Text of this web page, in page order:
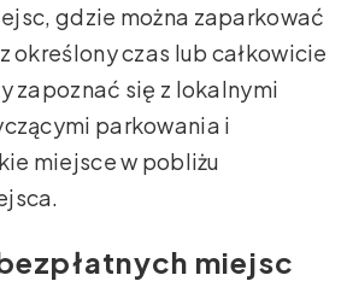
gdzie można zaparkować
określony czas lub całkowicie
zapoznać się z lokalnymi
parkowania i
miejsce w pobliżu
miejsc